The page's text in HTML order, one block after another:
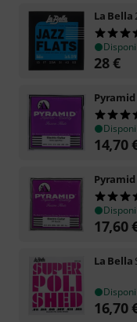
La Bella
28€
Pyramid
14,70
Pyramid
17,60
La Bella
16,70